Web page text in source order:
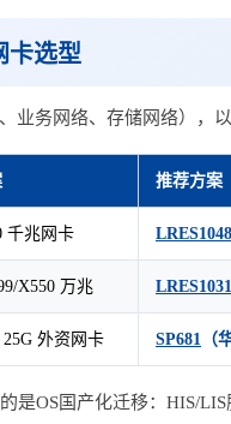
卡选型
业务网络、存储网络），
推荐方案
千兆网卡
X550 万兆
25G 外资网卡 SP681 （
是OS国产化迁移：HIS/